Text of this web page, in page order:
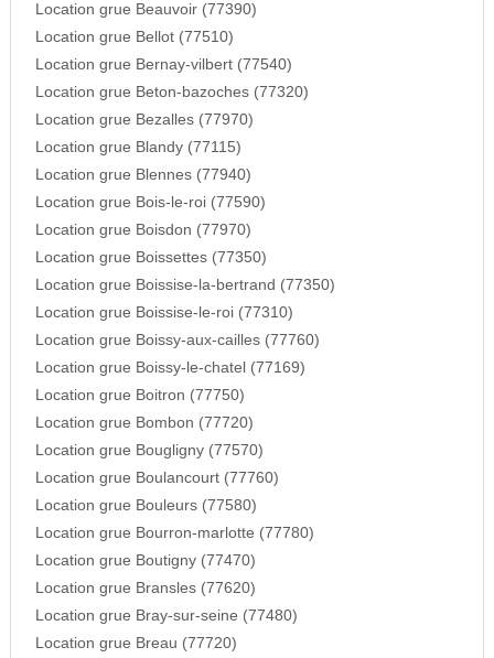
Location grue Beauvoir (77390)
Location grue Bellot (77510)
Location grue Bernay-vilbert (77540)
Location grue Beton-bazoches (77320)
Location grue Bezalles (77970)
Location grue Blandy (77115)
Location grue Blennes (77940)
Location grue Bois-le-roi (77590)
Location grue Boisdon (77970)
Location grue Boissettes (77350)
Location grue Boissise-la-bertrand (77350)
Location grue Boissise-le-roi (77310)
Location grue Boissy-aux-cailles (77760)
Location grue Boissy-le-chatel (77169)
Location grue Boitron (77750)
Location grue Bombon (77720)
Location grue Bougligny (77570)
Location grue Boulancourt (77760)
Location grue Bouleurs (77580)
Location grue Bourron-marlotte (77780)
Location grue Boutigny (77470)
Location grue Bransles (77620)
Location grue Bray-sur-seine (77480)
Location grue Breau (77720)